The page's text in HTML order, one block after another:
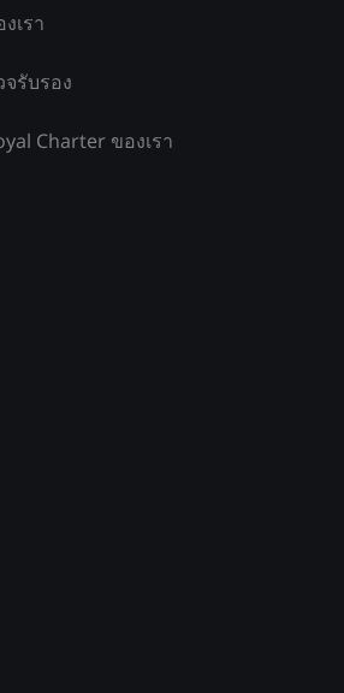
เรา
รับรอง
Charter ของเรา